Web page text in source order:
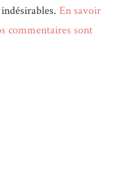
En savoir
commentaires sont